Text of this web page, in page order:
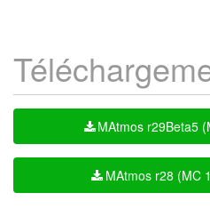
MAtmos r29Beta5
MAtmos r28 (MC